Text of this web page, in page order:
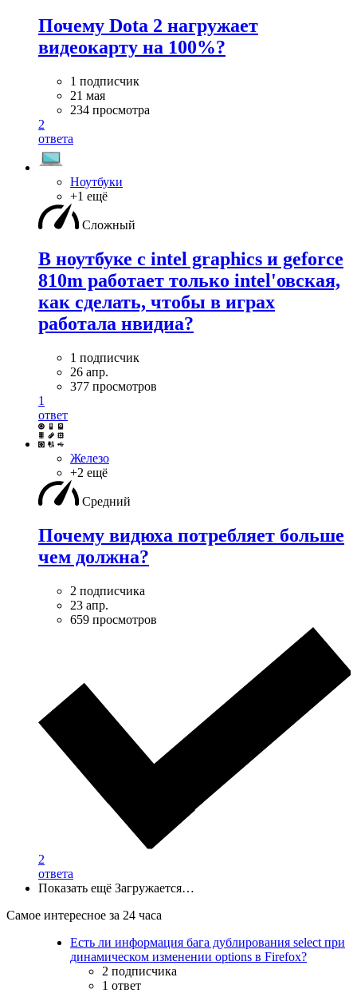
Почему Dota 2 нагружает
видеокарту на 100%?
1 подписчик
21 мая
234 просмотра
2
ответа
Ноутбуки
+1 ещё
Сложный
В ноутбуке с intel graphics и geforce
810m работает только intel'овская,
как сделать, чтобы в играх
работала нвидиа?
1 подписчик
26 апр.
377 просмотров
1
ответ
Железо
+2 ещё
Средний
Почему видюха потребляет больше
чем должна?
2 подписчика
23 апр.
659 просмотров
2
ответа
Показать ещё Загружается…
Самое интересное за 24 часа
Есть ли информация бага дублирования select при
динамическом изменении options в Firefox?
2 подписчика
1 ответ